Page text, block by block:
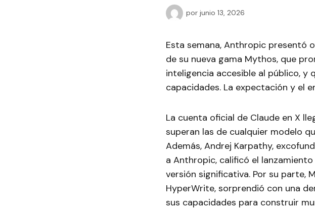
por junio 13, 2026
Esta semana, Anthropic presentó
de su nueva gama Mythos, que
inteligencia accesible al público, y
capacidades. La expectación y el
La cuenta oficial de Claude en X
superan las de cualquier modelo
Además, Andrej Karpathy,
a Anthropic, calificó el
versión significativa. Por su parte,
HyperWrite, sorprendió con una
sus capacidades para construir